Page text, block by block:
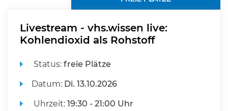
Livestream - vhs.wissen live:
Kohlendioxid als Rohstoff
Status:freie Plätze
Datum: Di. 13.10.2026
Uhrzeit:19:30 - 21:00 Uhr